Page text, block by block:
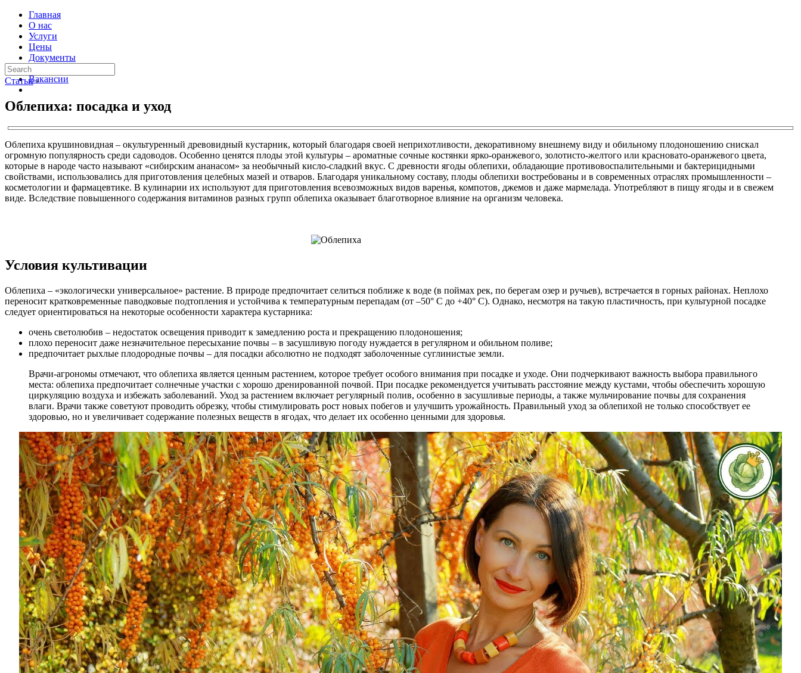
Главная
О нас
Услуги
Цены
Документы
Контакты
Вакансии
Статьи ›
Облепиха: посадка и уход
Облепиха крушиновидная – окультуренный древовидный кустарник, который благодаря своей неприхотливости, декоративному внешнему виду и обильному плодоношению снискал
огромную популярность среди садоводов. Особенно ценятся плоды этой культуры – ароматные сочные костянки ярко-оранжевого, золотисто-желтого или красновато-оранжевого цвета,
которые в народе часто называют «сибирским ананасом» за необычный кисло-сладкий вкус. С древности ягоды облепихи, обладающие противовоспалительными и бактерицидными
свойствами, использовались для приготовления целебных мазей и отваров. Благодаря уникальному составу, плоды облепихи востребованы и в современных отраслях промышленности –
косметологии и фармацевтике. В кулинарии их используют для приготовления всевозможных видов варенья, компотов, джемов и даже мармелада. Употребляют в пищу ягоды и в свежем
виде. Вследствие повышенного содержания витаминов разных групп облепиха оказывает благотворное влияние на организм человека.
Условия культивации
Облепиха – «экологически универсальное» растение. В природе предпочитает селиться поближе к воде (в поймах рек, по берегам озер и ручьев), встречается в горных районах. Неплохо
переносит кратковременные паводковые подтопления и устойчива к температурным перепадам (от –50° С до +40° C). Однако, несмотря на такую пластичность, при культурной посадке
следует ориентироваться на некоторые особенности характера кустарника:
очень светолюбив – недостаток освещения приводит к замедлению роста и прекращению плодоношения;
плохо переносит даже незначительное пересыхание почвы – в засушливую погоду нуждается в регулярном и обильном поливе;
предпочитает рыхлые плодородные почвы – для посадки абсолютно не подходят заболоченные суглинистые земли.
Врачи-агрономы отмечают, что облепиха является ценным растением, которое требует особого внимания при посадке и уходе. Они подчеркивают важность выбора правильного
места: облепиха предпочитает солнечные участки с хорошо дренированной почвой. При посадке рекомендуется учитывать расстояние между кустами, чтобы обеспечить хорошую
циркуляцию воздуха и избежать заболеваний. Уход за растением включает регулярный полив, особенно в засушливые периоды, а также мульчирование почвы для сохранения
влаги. Врачи также советуют проводить обрезку, чтобы стимулировать рост новых побегов и улучшить урожайность. Правильный уход за облепихой не только способствует ее
здоровью, но и увеличивает содержание полезных веществ в ягодах, что делает их особенно ценными для здоровья.